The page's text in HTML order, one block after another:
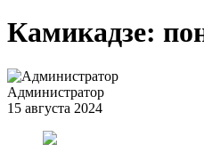
Камикадзе:
Администратор
15 августа 2024